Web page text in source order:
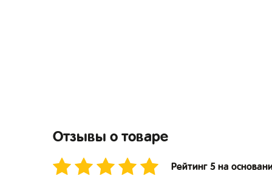
Отзывы о товаре
Рейтинг 5 на